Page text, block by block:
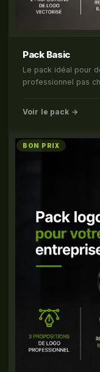
Pack Basic
Le pack idéal pour
professionnel pas
Voir le pack →
BON PRIX